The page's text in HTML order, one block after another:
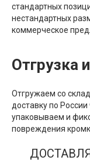
стандартных
нестандартных
коммерческое
Отгрузка
Отгружаем со
доставку по
упаковываем и
повреждения